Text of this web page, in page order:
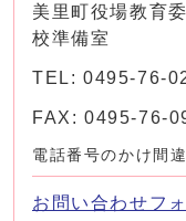
美里町役場教育
校準備室
TEL: 0495-76-
FAX: 0495-76-
電話番号のかけ間
お問い合わせフ